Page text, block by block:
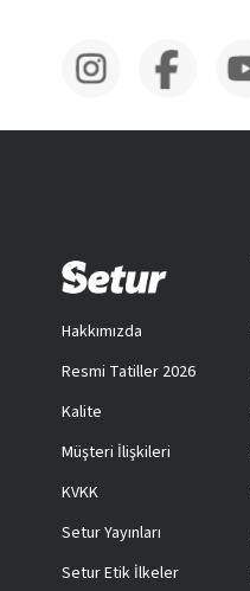
Hakkımızda
Resmi Tatiller 2026
Kalite
Müşteri İlişkileri
KVKK
Setur Yayınları
Setur Etik İlkeler